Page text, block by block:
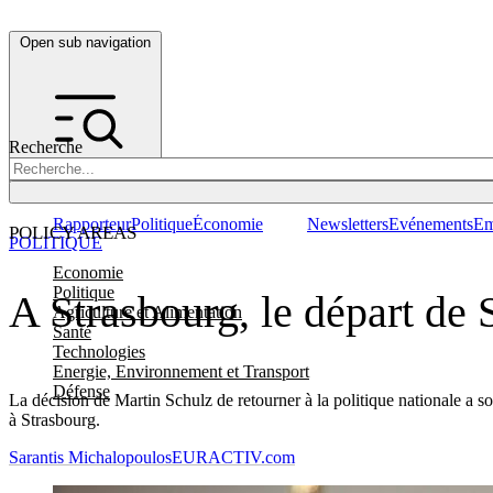
Open sub navigation
Recherche
POLICY AREAS
Economie
Politique
Agriculture et Alimentation
Santé
Technologies
Energie, Environnement et Transport
Défense
RapporteurPolitiqueÉconomie NewslettersEvénements
A Strasbourg, le départ de
La décision de Martin Schulz de retourner à la politique nationale a
à Strasbourg.
POLITIQUE
Sarantis MichalopoulosEURACTIV.com